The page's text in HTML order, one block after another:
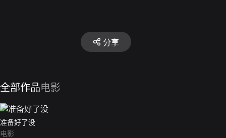
分享
全部作品电影
准备好了没
电影